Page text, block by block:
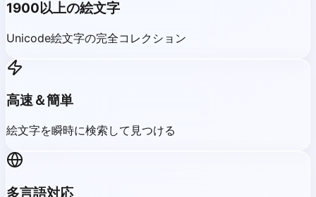
1900以上の絵文字
Unicode絵文字の完全コレクション
高速＆簡単
絵文字を瞬時に検索して見つける
多言語対応